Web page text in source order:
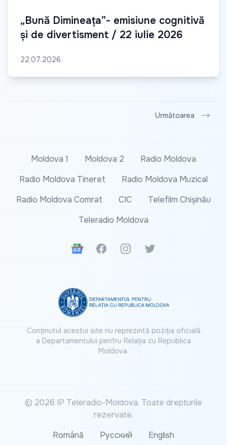
„Bună Dimineața”- emisiune cognitivă
și de divertisment / 22 iulie 2026
22.07.2026
Următoarea
Moldova 1 Moldova 2
Radio Moldova
Radio Moldova Tineret
Radio Moldova Muzical
Radio Moldova Comrat
CIC
Telefilm Chișinău
Teleradio Moldova
Google News
FacebookInstagramTwitter
Conținutul acestui site nu reprezintă poziția oficială
a Departamentului pentru Relația cu Republica
Moldova.
© 2026 IP Teleradio-Moldova. Toate drepturile
rezervate.
Română
Русский English